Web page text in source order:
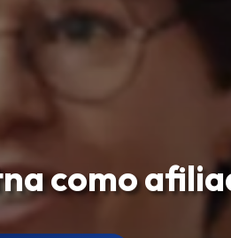
como